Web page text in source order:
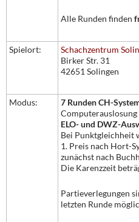
Alle Runden finden
Spielort:
Schachzentrum
Birker Str. 31
42651 Solingen
Modus:
7 Runden CH-
Computerauslosung
ELO- und DWZ-
Bei Punktgleichheit
1. Preis nach Hort-
zunächst nach
Die Karenzzeit
Partieverlegungen
letzten Runde